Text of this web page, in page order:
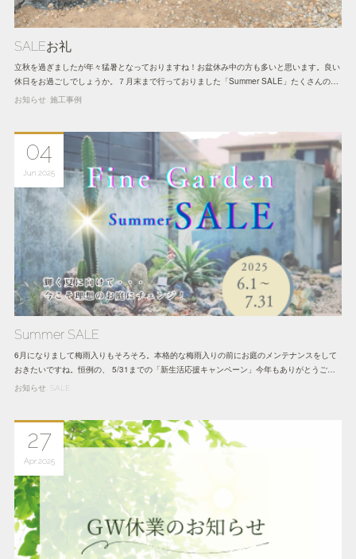
SALEお礼
立秋を過ぎましたが年々猛暑となっておりますね！お盆休み中の方も多いと思います。良い
休日をお過ごしでしょうか。７月末まで行っておりました「Summer SALE」たくさんの…
お知らせ 施工事例
Summer SALE
6月になりまして梅雨入りもそろそろ。本格的な梅雨入りの前にお庭のメンテナンスをして
おきたいですね。恒例の、 5/31までの「新生活応援キャンペーン」今年もありがとうご…
04
Jun2025
お知らせ SALE
27
Apr 2025